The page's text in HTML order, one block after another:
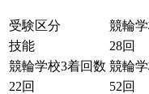
受験区分 競輪
技能
28回
競輪学校3着回数 競輪
22回
52回